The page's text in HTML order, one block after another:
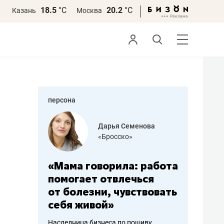
Казань 18.5 °С Москва 20.2 °С
персона
Дарья Семенова
«Бросско»
«Мама говорила: работа
помогает отвлечься
от болезни, чувствовать
себя живой»